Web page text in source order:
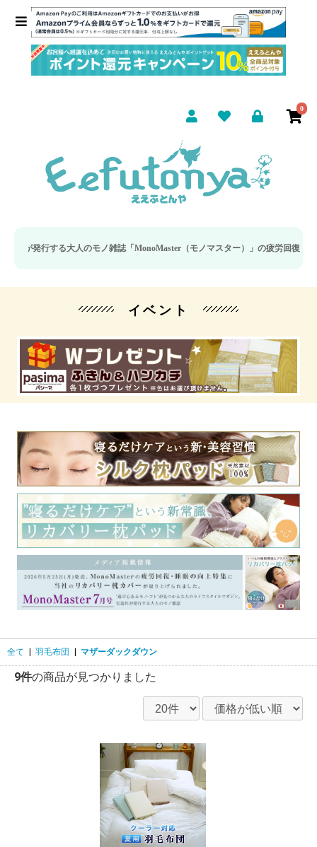
0
る大人のモノ雑誌「MonoMaster（モノマスター）」の疲労回復・睡眠の向上
イベント
全て 羽毛布団 マザーダックダウン
9件の商品が見つかりました